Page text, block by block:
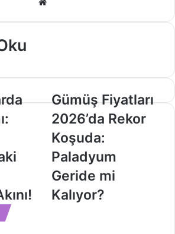
Gümüş
Fiyatları
2026’da
Rekor
Koşuda:
Paladyum
Geride
mi
Kalıyor?
Gümüş Fiyatları
2026’da Rekor
Koşuda:
Paladyum
Geride mi
Kalıyor?